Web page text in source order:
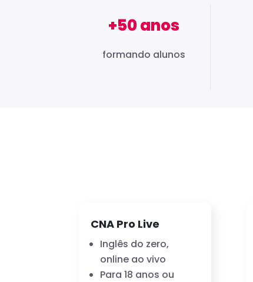
+50 anos
formando alunos
CNA Pro Live
Inglês do zero,
online ao vivo
Para 18 anos ou